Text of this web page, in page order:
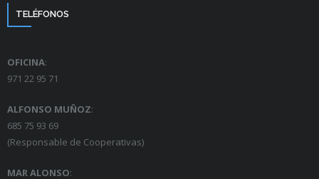
TELÉFONOS
OFICINA:
971 22 95 71
ALFONSO MUÑOZ:
685 75 93 69
(Responsable de Cooperativas)
MAR ALONSO: